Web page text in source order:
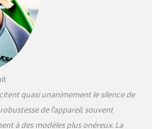
siège égonomique
garantissent une
séquence de
mouvements saine
magnétique silencieux
et sans entretien ainsi
que les 8 niveaux de
quasi unanimement le silence de
de l’appareil, souvent
à des modèles plus onéreux. La